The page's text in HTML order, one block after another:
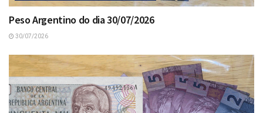
Peso Argentino do dia 30/07/2026
30/07/2026